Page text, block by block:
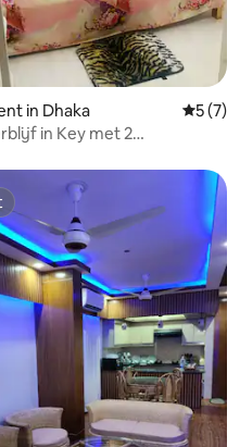
in Dhaka
5 (7)
in Key met 2
van 4,93 uit 5, 28 recensies